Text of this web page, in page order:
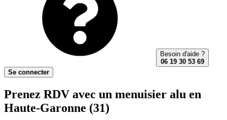
Besoin d'aide ?
06 19 30 53 69
Se connecter
Prenez RDV avec un menuisier alu en
Haute-Garonne (31)